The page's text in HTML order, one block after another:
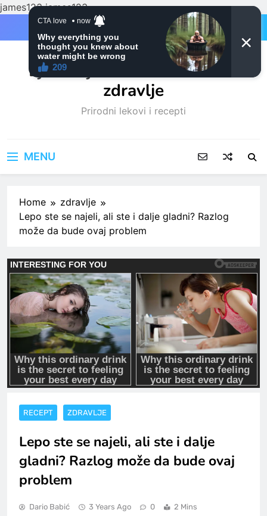
james123james123
Ljubitelji mačaka i Prirodno
zdravlje
Prirodni lekovi i recepti
MENU
Home
zdravlje
Lepo ste se najeli, ali ste i dalje gladni? Razlog
može da bude ovaj problem
RECEPT ZDRAVLJE
Lepo ste se najeli, ali ste i dalje
gladni? Razlog može da bude ovaj
problem
Dario Babić 3 Years Ago 0 2 Mins